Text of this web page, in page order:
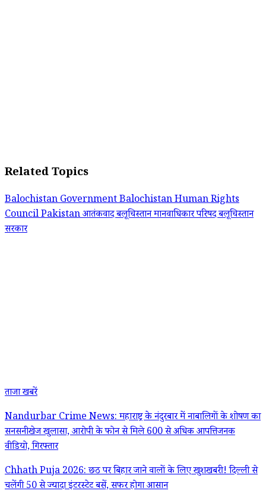
Related Topics
Balochistan GovernmentBalochistan Human Rights
CouncilPakistanआतंकवादबलूचिस्तान मानवाधिकार परिषदबलूचिस्तान
सरकार
ताजा खबरें
Nandurbar Crime News: महाराष्ट्र के नंदुरबार में नाबालिगों के शोषण का
सनसनीखेज खुलासा, आरोपी के फोन से मिले 600 से अधिक आपत्तिजनक
वीडियो, गिरफ्तार
Chhath Puja 2026: छठ पर बिहार जाने वालों के लिए खुशखबरी! दिल्ली से
चलेंगी 50 से ज्यादा इंटरस्टेट बसें, सफर होगा आसान